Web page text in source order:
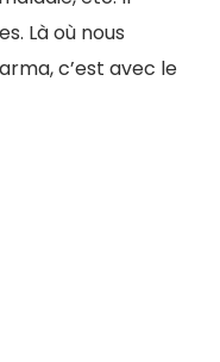
Là où nous
c’est avec le